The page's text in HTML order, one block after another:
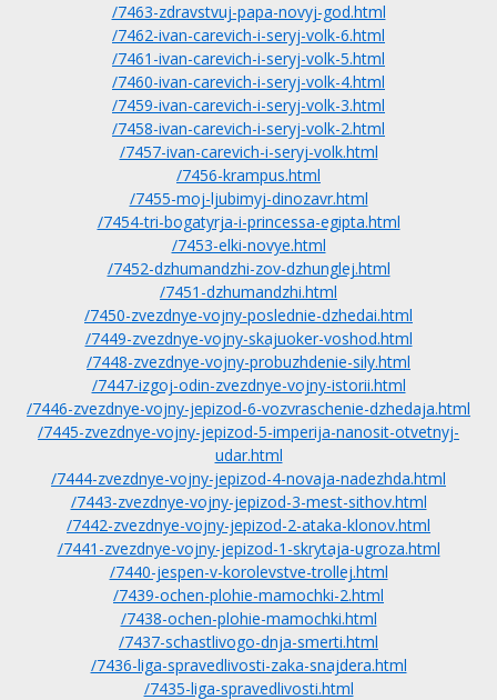
/7463-zdravstvuj-papa-novyj-god.html
/7462-ivan-carevich-i-seryj-volk-6.html
/7461-ivan-carevich-i-seryj-volk-5.html
/7460-ivan-carevich-i-seryj-volk-4.html
/7459-ivan-carevich-i-seryj-volk-3.html
/7458-ivan-carevich-i-seryj-volk-2.html
/7457-ivan-carevich-i-seryj-volk.html
/7456-krampus.html
/7455-moj-ljubimyj-dinozavr.html
/7454-tri-bogatyrja-i-princessa-egipta.html
/7453-elki-novye.html
/7452-dzhumandzhi-zov-dzhunglej.html
/7451-dzhumandzhi.html
/7450-zvezdnye-vojny-poslednie-dzhedai.html
/7449-zvezdnye-vojny-skajuoker-voshod.html
/7448-zvezdnye-vojny-probuzhdenie-sily.html
/7447-izgoj-odin-zvezdnye-vojny-istorii.html
/7446-zvezdnye-vojny-jepizod-6-vozvraschenie-dzhedaja.html
/7445-zvezdnye-vojny-jepizod-5-imperija-nanosit-otvetnyj-
udar.html
/7444-zvezdnye-vojny-jepizod-4-novaja-nadezhda.html
/7443-zvezdnye-vojny-jepizod-3-mest-sithov.html
/7442-zvezdnye-vojny-jepizod-2-ataka-klonov.html
/7441-zvezdnye-vojny-jepizod-1-skrytaja-ugroza.html
/7440-jespen-v-korolevstve-trollej.html
/7439-ochen-plohie-mamochki-2.html
/7438-ochen-plohie-mamochki.html
/7437-schastlivogo-dnja-smerti.html
/7436-liga-spravedlivosti-zaka-snajdera.html
/7435-liga-spravedlivosti.html